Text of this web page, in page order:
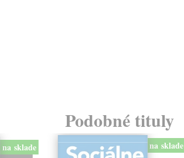
Podobné tituly
na sklade
na sklade